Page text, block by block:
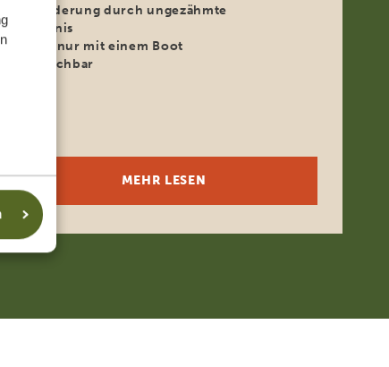
Wanderung durch ungezähmte
Wildnis
Park nur mit einem Boot
erreichbar
MEHR LESEN